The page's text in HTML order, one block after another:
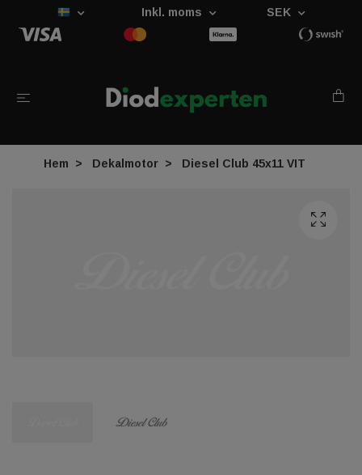
Inkl. moms SEK
Hem Dekalmotor Diesel Club 45x11 VIT